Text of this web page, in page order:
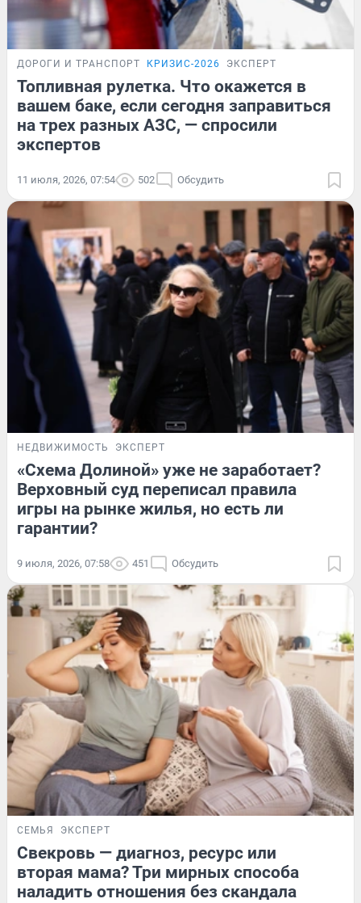
ДОРОГИ И ТРАНСПОРТ КРИЗИС-2026 ЭКСПЕРТ
Топливная рулетка. Что окажется в
вашем баке, если сегодня заправиться
на трех разных АЗС, — спросили
экспертов
11 июля, 2026, 07:54 502 Обсудить
НЕДВИЖИМОСТЬ ЭКСПЕРТ
«Схема Долиной» уже не заработает?
Верховный суд переписал правила
игры на рынке жилья, но есть ли
гарантии?
9 июля, 2026, 07:58 451 Обсудить
СЕМЬЯ ЭКСПЕРТ
Свекровь — диагноз, ресурс или
вторая мама? Три мирных способа
наладить отношения без скандала